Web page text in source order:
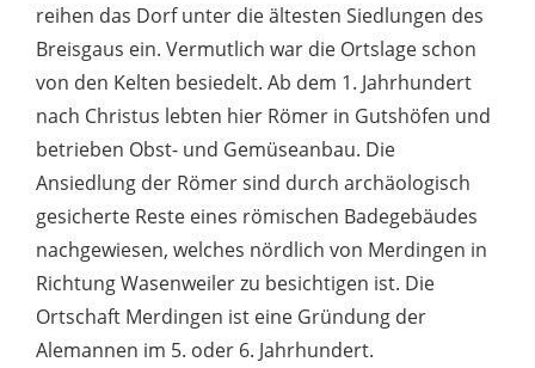
reihen das Dorf unter die ältesten Siedlungen des
Breisgaus ein. Vermutlich war die Ortslage schon
von den Kelten besiedelt. Ab dem 1. Jahrhundert
nach Christus lebten hier Römer in Gutshöfen und
betrieben Obst- und Gemüseanbau. Die
Ansiedlung der Römer sind durch archäologisch
gesicherte Reste eines römischen Badegebäudes
nachgewiesen, welches nördlich von Merdingen in
Richtung Wasenweiler zu besichtigen ist. Die
Ortschaft Merdingen ist eine Gründung der
Alemannen im 5. oder 6. Jahrhundert.